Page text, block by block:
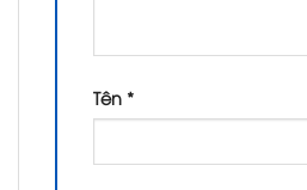
Tên *